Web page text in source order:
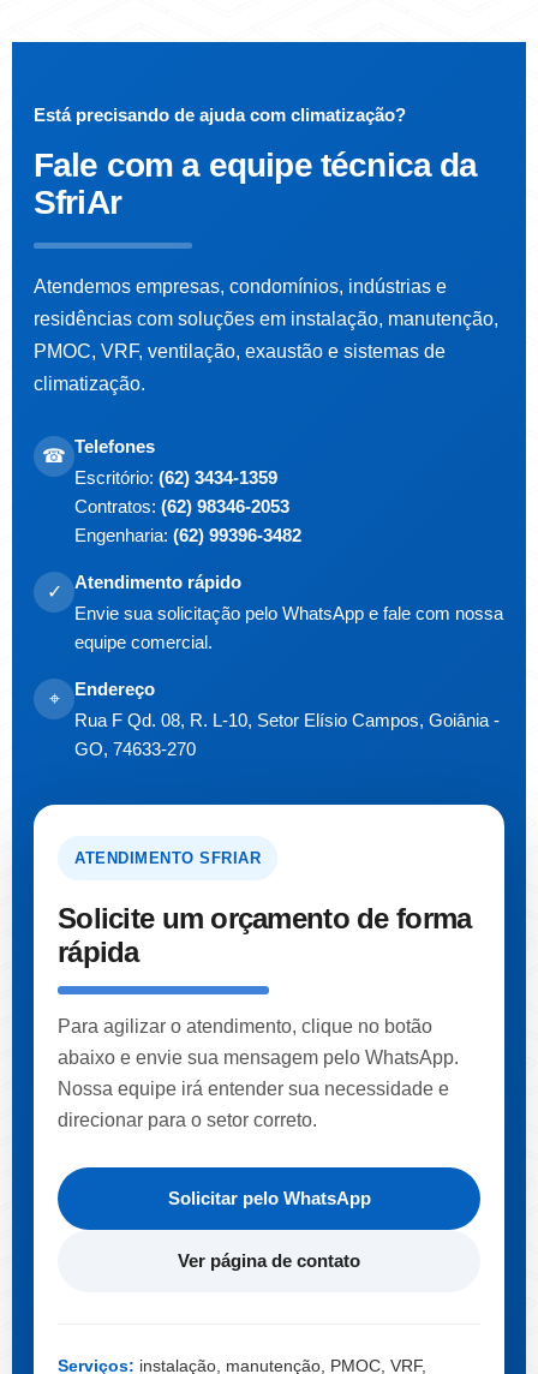
Está precisando de ajuda com climatização?
Fale com a equipe técnica da
SfriAr
Atendemos empresas, condomínios, indústrias e
residências com soluções em instalação, manutenção,
PMOC, VRF, ventilação, exaustão e sistemas de
climatização.
☎ Telefones
Escritório: (62) 3434-1359
Contratos: (62) 98346-2053
Engenharia: (62) 99396-3482
✓
Atendimento rápido
Envie sua solicitação pelo WhatsApp e fale com nossa
equipe comercial.
⌖
Endereço
Rua F Qd. 08, R. L-10, Setor Elísio Campos, Goiânia -
GO, 74633-270
ATENDIMENTO SFRIAR
Solicite um orçamento de forma
rápida
Para agilizar o atendimento, clique no botão
abaixo e envie sua mensagem pelo WhatsApp.
Nossa equipe irá entender sua necessidade e
direcionar para o setor correto.
Solicitar pelo WhatsApp
Ver página de contato
Serviços: instalação, manutenção, PMOC, VRF,